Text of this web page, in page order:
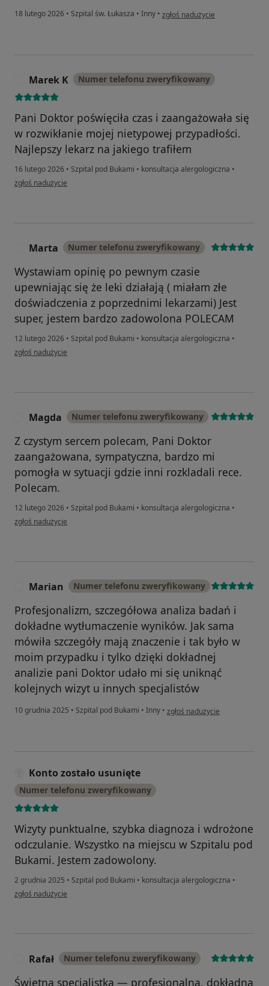
18 lutego 2026 • Szpital św. Łukasza • Inny • w opinii użytkownika Ep
zgłoś nadużycie
Marek K Numer telefonu zweryfikowany
Pani Doktor poświęciła czas i zaangażowała się
w rozwikłanie mojej nietypowej przypadłości.
Najlepszy lekarz na jakiego trafiłem
16 lutego 2026 • Szpital pod Bukami • konsultacja alergologiczna •
w opinii użytkownika Marek K
zgłoś nadużycie
Marta Numer telefonu zweryfikowany
Wystawiam opinię po pewnym czasie
upewniając się że leki działają ( miałam złe
doświadczenia z poprzednimi lekarzami) Jest
super, jestem bardzo zadowolona POLECAM
12 lutego 2026 • Szpital pod Bukami • konsultacja alergologiczna •
w opinii użytkownika Marta
zgłoś nadużycie
Magda Numer telefonu zweryfikowany
Z czystym sercem polecam, Pani Doktor
zaangażowana, sympatyczna, bardzo mi
pomogła w sytuacji gdzie inni rozkladali rece.
Polecam.
12 lutego 2026 • Szpital pod Bukami • konsultacja alergologiczna •
w opinii użytkownika Magda
zgłoś nadużycie
Marian Numer telefonu zweryfikowany
Profesjonalizm, szczegółowa analiza badań i
dokładne wytłumaczenie wyników. Jak sama
mówiła szczegóły mają znaczenie i tak było w
moim przypadku i tylko dzięki dokładnej
analizie pani Doktor udało mi się uniknąć
kolejnych wizyt u innych specjalistów
10 grudnia 2025 • Szpital pod Bukami • Inny • w opinii użytkownika Marian
zgłoś nadużycie
Konto zostało usunięte
Numer telefonu zweryfikowany
Wizyty punktualne, szybka diagnoza i wdrożone
odczulanie. Wszystko na miejscu w Szpitalu pod
Bukami. Jestem zadowolony.
2 grudnia 2025 • Szpital pod Bukami • konsultacja alergologiczna •
w opinii użytkownika Konto zostało usunięte
zgłoś nadużycie
Rafał Numer telefonu zweryfikowany
Świetna specjalistka — profesjonalna, dokładna